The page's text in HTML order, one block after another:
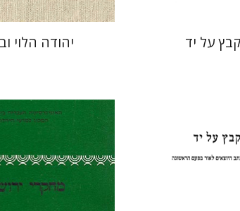
קבץ על יד יהודה הלוי
עזרא פליישר